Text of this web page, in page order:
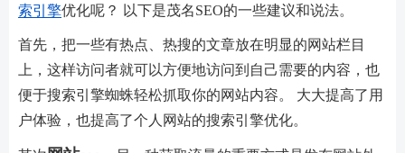
索引擎优化呢？ 以下是茂名SEO的一些建议和说法。
首先，把一些有热点、热搜的文章放在明显的网站栏目
上，这样访问者就可以方便地访问到自己需要的内容，也
便于搜索引擎蜘蛛轻松抓取你的网站内容。 大大提高了用
户体验，也提高了个人网站的搜索引擎优化。